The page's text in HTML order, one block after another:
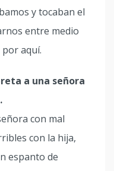
y tocaban el
entre medio
aquí.
a una señora
con mal
con la hija,
espanto de